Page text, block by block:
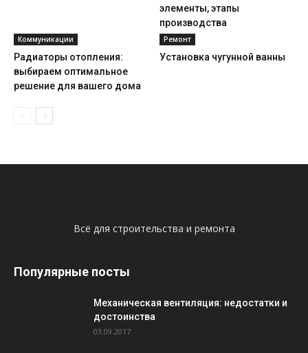
элементы, этапы
производства
Коммуникации
Радиаторы отопления:
выбираем оптимальное
решение для вашего дома
Ремонт
Установка чугунной ванны
Всё для строительства и ремонта
Популярные посты
Механическая вентиляция: недостатки и
достоинства
03.09.2017